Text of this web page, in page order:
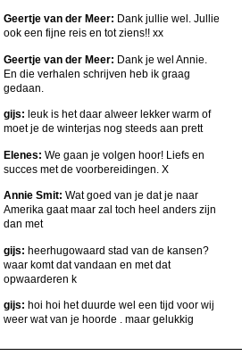
Geertje van der Meer: Dank jullie wel. Jullie
ook een fijne reis en tot ziens!! xx
Geertje van der Meer: Dank je wel Annie.
En die verhalen schrijven heb ik graag
gedaan.
gijs: leuk is het daar alweer lekker warm of
moet je de winterjas nog steeds aan prett
Elenes: We gaan je volgen hoor! Liefs en
succes met de voorbereidingen. X
Annie Smit: Wat goed van je dat je naar
Amerika gaat maar zal toch heel anders zijn
dan met
gijs: heerhugowaard stad van de kansen?
waar komt dat vandaan en met dat
opwaarderen k
gijs: hoi hoi het duurde wel een tijd voor wij
weer wat van je hoorde . maar gelukkig